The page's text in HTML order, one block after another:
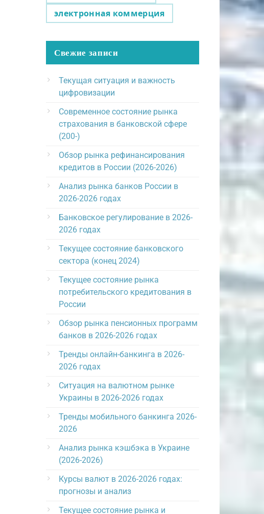
электронная коммерция
Свежие записи
Текущая ситуация и важность
цифровизации
Современное состояние рынка
страхования в банковской сфере
(200-)
Обзор рынка рефинансирования
кредитов в России (2026-2026)
Анализ рынка банков России в
2026-2026 годах
Банковское регулирование в 2026-
2026 годах
Текущее состояние банковского
сектора (конец 2024)
Текущее состояние рынка
потребительского кредитования в
России
Обзор рынка пенсионных программ
банков в 2026-2026 годах
Тренды онлайн-банкинга в 2026-
2026 годах
Ситуация на валютном рынке
Украины в 2026-2026 годах
Тренды мобильного банкинга 2026-
2026
Анализ рынка кэшбэка в Украине
(2026-2026)
Курсы валют в 2026-2026 годах:
прогнозы и анализ
Текущее состояние рынка и